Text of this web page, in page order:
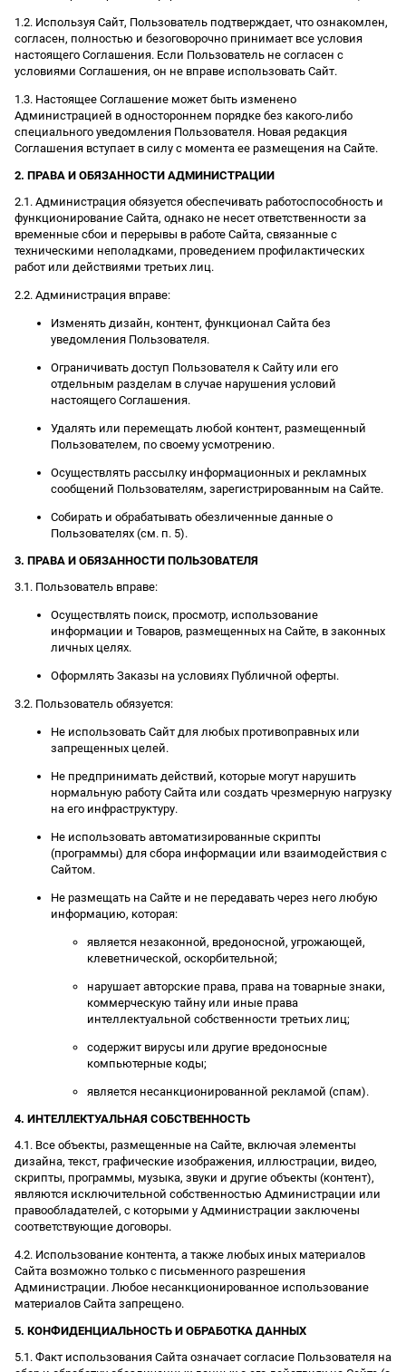
1.2. Используя Сайт, Пользователь подтверждает, что ознакомлен,
согласен, полностью и безоговорочно принимает все условия
настоящего Соглашения. Если Пользователь не согласен с
условиями Соглашения, он не вправе использовать Сайт.
1.3. Настоящее Соглашение может быть изменено
Администрацией в одностороннем порядке без какого-либо
специального уведомления Пользователя. Новая редакция
Соглашения вступает в силу с момента ее размещения на Сайте.
2. ПРАВА И ОБЯЗАННОСТИ АДМИНИСТРАЦИИ
2.1. Администрация обязуется обеспечивать работоспособность и
функционирование Сайта, однако не несет ответственности за
временные сбои и перерывы в работе Сайта, связанные с
техническими неполадками, проведением профилактических
работ или действиями третьих лиц.
2.2. Администрация вправе:
Изменять дизайн, контент, функционал Сайта без
уведомления Пользователя.
Ограничивать доступ Пользователя к Сайту или его
отдельным разделам в случае нарушения условий
настоящего Соглашения.
Удалять или перемещать любой контент, размещенный
Пользователем, по своему усмотрению.
Осуществлять рассылку информационных и рекламных
сообщений Пользователям, зарегистрированным на Сайте.
Собирать и обрабатывать обезличенные данные о
Пользователях (см. п. 5).
3. ПРАВА И ОБЯЗАННОСТИ ПОЛЬЗОВАТЕЛЯ
3.1. Пользователь вправе:
Осуществлять поиск, просмотр, использование
информации и Товаров, размещенных на Сайте, в законных
личных целях.
Оформлять Заказы на условиях Публичной оферты.
3.2. Пользователь обязуется:
Не использовать Сайт для любых противоправных или
запрещенных целей.
Не предпринимать действий, которые могут нарушить
нормальную работу Сайта или создать чрезмерную нагрузку
на его инфраструктуру.
Не использовать автоматизированные скрипты
(программы) для сбора информации или взаимодействия с
Сайтом.
Не размещать на Сайте и не передавать через него любую
информацию, которая:
является незаконной, вредоносной, угрожающей,
клеветнической, оскорбительной;
нарушает авторские права, права на товарные знаки,
коммерческую тайну или иные права
интеллектуальной собственности третьих лиц;
содержит вирусы или другие вредоносные
компьютерные коды;
является несанкционированной рекламой (спам).
4. ИНТЕЛЛЕКТУАЛЬНАЯ СОБСТВЕННОСТЬ
4.1. Все объекты, размещенные на Сайте, включая элементы
дизайна, текст, графические изображения, иллюстрации, видео,
скрипты, программы, музыка, звуки и другие объекты (контент),
являются исключительной собственностью Администрации или
правообладателей, с которыми у Администрации заключены
соответствующие договоры.
4.2. Использование контента, а также любых иных материалов
Сайта возможно только с письменного разрешения
Администрации. Любое несанкционированное использование
материалов Сайта запрещено.
5. КОНФИДЕНЦИАЛЬНОСТЬ И ОБРАБОТКА ДАННЫХ
5.1. Факт использования Сайта означает согласие Пользователя на